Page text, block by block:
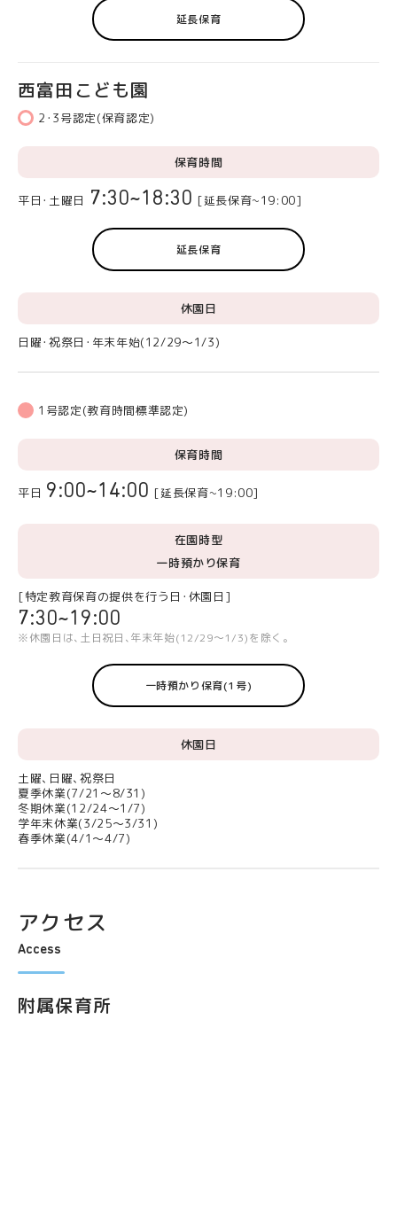
延長保育
西富田こども園
2･3号認定(保育認定)
保育時間
平日･土曜日 7:30~18:30 [延長保育~19:00]
延長保育
休園日
日曜･祝祭日･年末年始(12/29～1/3)
1号認定(教育時間標準認定)
保育時間
平日 9:00~14:00 [延長保育~19:00]
在園時型
一時預かり保育
[特定教育保育の提供を行う日･休園日]
7:30~19:00
※休園日は､土日祝日､年末年始(12/29〜1/3)を除く｡
一時預かり保育(1号)
休園日
土曜､日曜､祝祭日
夏季休業(7/21～8/31)
冬期休業(12/24～1/7)
学年末休業(3/25～3/31)
春季休業(4/1～4/7)
アクセス
Access
附属保育所